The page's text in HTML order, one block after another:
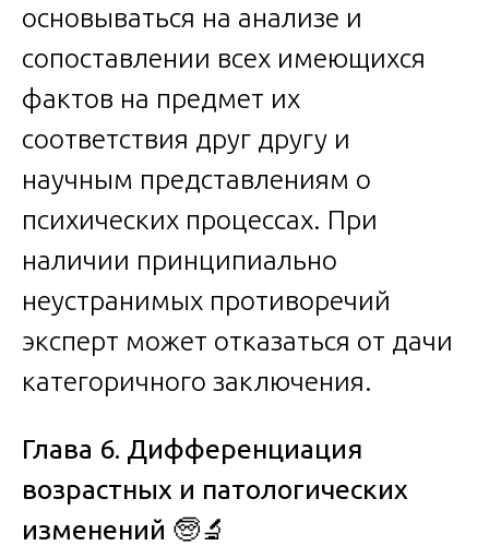
основываться на анализе и
сопоставлении всех имеющихся
фактов на предмет их
соответствия друг другу и
научным представлениям о
психических процессах. При
наличии принципиально
неустранимых противоречий
эксперт может отказаться от дачи
категоричного заключения.
Глава 6. Дифференциация
возрастных и патологических
изменений 🧓🔬